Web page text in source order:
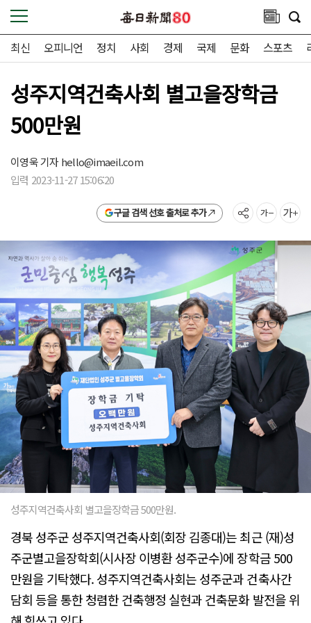
최신 오피니언 정치 사회 경제 국제 문화 스포츠
성주지역건축사회 별고을장학금
500만원
이영욱 기자hello@imaeil.com
입력 2023-11-27 15:06:20
구글 검색 선호 출처로 추가
성주지역건축사회 별고을장학금 500만원.
경북 성주군 성주지역건축사회(회장 김종대)는 최근 (재)성
주군별고을장학회(시사장 이병환 성주군수)에 장학금 500
만원을 기탁했다. 성주지역건축사회는 성주군과 건축사간
담회 등을 통한 청렴한 건축행정 실현과 건축문화 발전을 위